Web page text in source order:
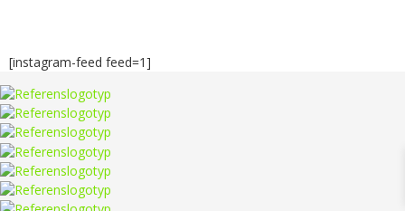
[instagram-feed feed=1]